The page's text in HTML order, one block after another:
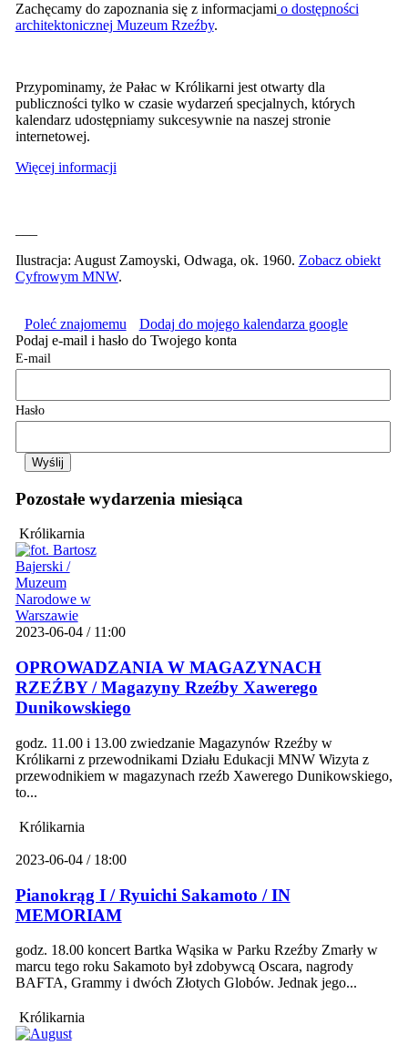
Zachęcamy do zapoznania się z informacjami o dostępności
architektonicznej Muzeum Rzeźby.
Przypominamy, że Pałac w Królikarni jest otwarty dla
publiczności tylko w czasie wydarzeń specjalnych, których
kalendarz udostępniamy sukcesywnie na naszej stronie
internetowej.
Więcej informacji
Ilustracja: August Zamoyski, Odwaga, ok. 1960. Zobacz obiekt
Cyfrowym MNW.
Poleć znajomemu
Dodaj do mojego kalendarza google
Podaj e-mail i hasło do Twojego konta
E-mail
Hasło
Pozostałe wydarzenia miesiąca
Królikarnia
2023-06-04 / 11:00
OPROWADZANIA W MAGAZYNACH
RZEŹBY / Magazyny Rzeźby Xawerego
Dunikowskiego
godz. 11.00 i 13.00 zwiedzanie Magazynów Rzeźby w
Królikarni z przewodnikami Działu Edukacji MNW Wizyta z
przewodnikiem w magazynach rzeźb Xawerego Dunikowskiego,
to...
Królikarnia
2023-06-04 / 18:00
Pianokrąg I / Ryuichi Sakamoto / IN
MEMORIAM
godz. 18.00 koncert Bartka Wąsika w Parku Rzeźby Zmarły w
marcu tego roku Sakamoto był zdobywcą Oscara, nagrody
BAFTA, Grammy i dwóch Złotych Globów. Jednak jego...
Królikarnia